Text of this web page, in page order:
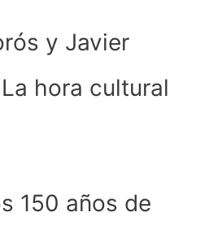
y Javier
hora cultural
150 años de